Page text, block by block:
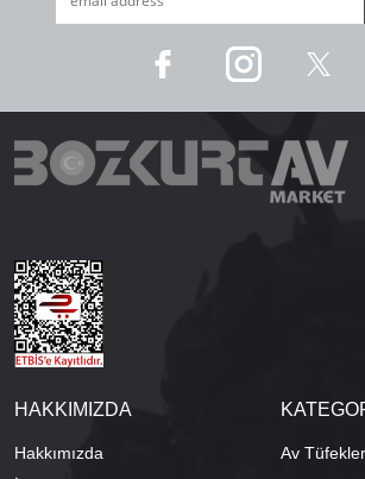
HAKKIMIZDA
Hakkımızda
Av